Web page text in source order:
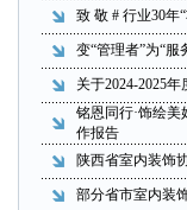
致 敬 # 行业30年
变“管理者”为“
关于2024-2025
铭恩同行·饰绘
作报告
陕西省室内装饰
部分省市室内装